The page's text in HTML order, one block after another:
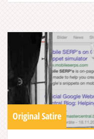
Original Satire